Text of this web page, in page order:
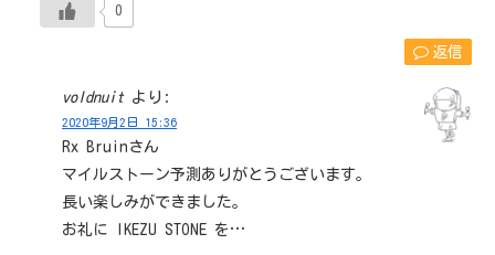
0
返信
voldnuit より:
2020年9月2日 15:36
Rx Bruinさん
マイルストーン予測ありがとうございます。
長い楽しみができました。
お礼に IKEZU STONE を…